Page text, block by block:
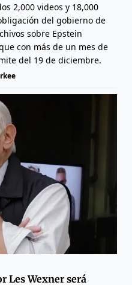
2,000 videos y 18,000
del gobierno de
sobre Epstein
con más de un mes de
del 19 de diciembre.
Les Wexner será